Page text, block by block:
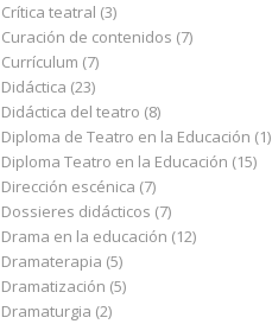
Crítica teatral (3)
Curación de contenidos (7)
Currículum (7)
Didáctica (23)
Didáctica del teatro (8)
Diploma de Teatro en la Educación (1)
Diploma Teatro en la Educación (15)
Dirección escénica (7)
Dossieres didácticos (7)
Drama en la educación (12)
Dramaterapia (5)
Dramatización (5)
Dramaturgia (2)